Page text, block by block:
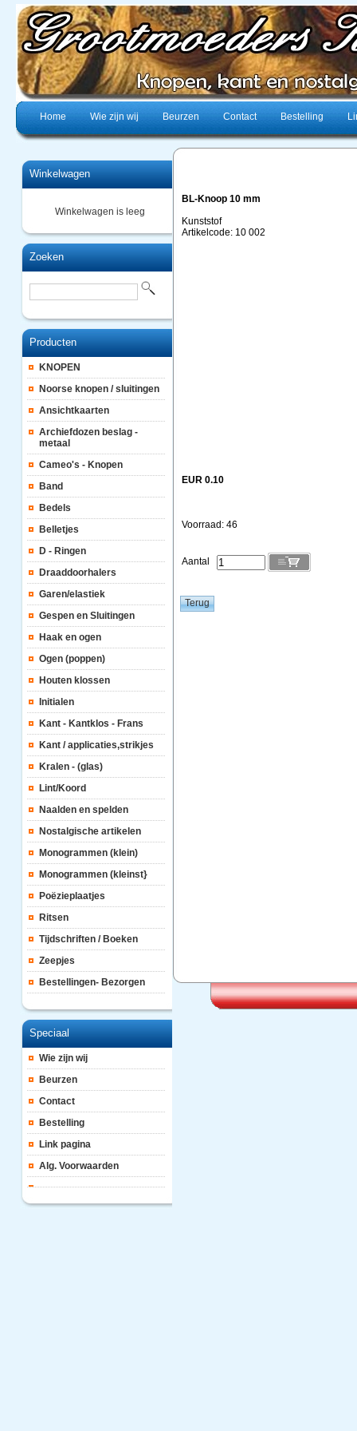
Home Wie zijn wij Beurzen Contact Bestelling
Winkelwagen
Winkelwagen is leeg
Zoeken
Producten
KNOPEN
Noorse knopen / sluitingen
Ansichtkaarten
Archiefdozen beslag -
metaal
Cameo's - Knopen
Band
Bedels
Belletjes
D - Ringen
Draaddoorhalers
Garen/elastiek
Gespen en Sluitingen
Haak en ogen
Ogen (poppen)
Houten klossen
Initialen
Kant - Kantklos - Frans
Kant / applicaties,strikjes
Kralen - (glas)
Lint/Koord
Naalden en spelden
Nostalgische artikelen
Monogrammen (klein)
Monogrammen (kleinst}
Poëzieplaatjes
Ritsen
Tijdschriften / Boeken
Zeepjes
Bestellingen- Bezorgen
Speciaal
Wie zijn wij
Beurzen
Contact
Bestelling
Link pagina
Alg. Voorwaarden
BL-Knoop 10 mm
Kunststof
Artikelcode: 10 002
EUR 0.10
Voorraad: 46
Aantal